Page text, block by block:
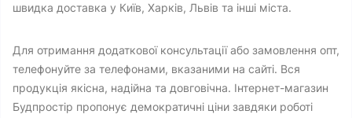
швидка доставка у Київ, Харків, Львів та інші міста.
Для отримання додаткової консультації або замовлення опт,
телефонуйте за телефонами, вказаними на сайті. Вся
продукція якісна, надійна та довговічна. Інтернет-магазин
Будпростір пропонує демократичні ціни завдяки роботі